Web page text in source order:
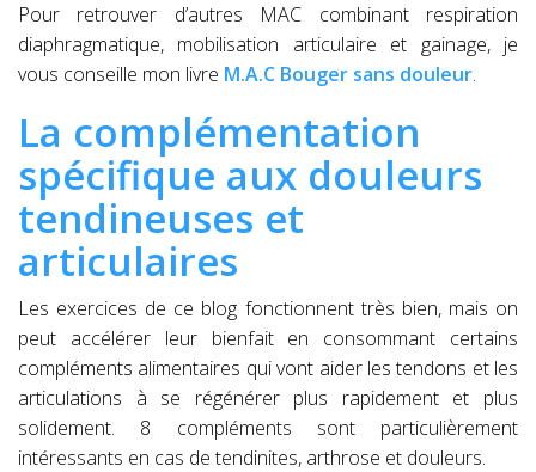
Pour retrouver d’autres MAC combinant respiration
diaphragmatique, mobilisation articulaire et gainage, je
vous conseille mon livre M.A.C Bouger sans douleur.
La complémentation
spécifique aux douleurs
tendineuses et
articulaires
Les exercices de ce blog fonctionnent très bien, mais on
peut accélérer leur bienfait en consommant certains
compléments alimentaires qui vont aider les tendons et les
articulations à se régénérer plus rapidement et plus
solidement. 8 compléments sont particulièrement
intéressants en cas de tendinites, arthrose et douleurs.